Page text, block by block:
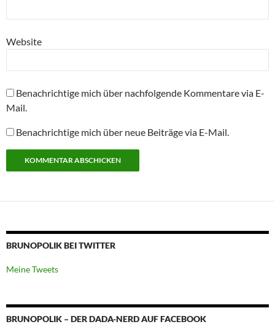
Website
Benachrichtige mich über nachfolgende Kommentare via E-
Mail.
Benachrichtige mich über neue Beiträge via E-Mail.
BRUNOPOLIK BEI TWITTER
Meine Tweets
BRUNOPOLIK – DER DADA-NERD AUF FACEBOOK